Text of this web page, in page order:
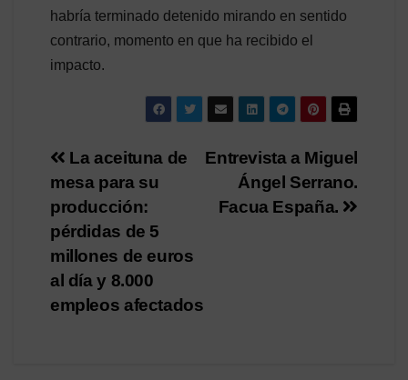
habría terminado detenido mirando en sentido
contrario, momento en que ha recibido el
impacto.
Navegación
de
entradas
Entrevista a Miguel
Ángel Serrano.
Facua España.
La aceituna de
mesa para su
producción:
pérdidas de 5
millones de euros
al día y 8.000
empleos afectados